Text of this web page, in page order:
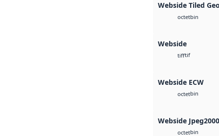
Webside Tiled
octetbin
Webside
tifftif
Webside ECW
octetbin
Webside Jpeg2000
octetbin